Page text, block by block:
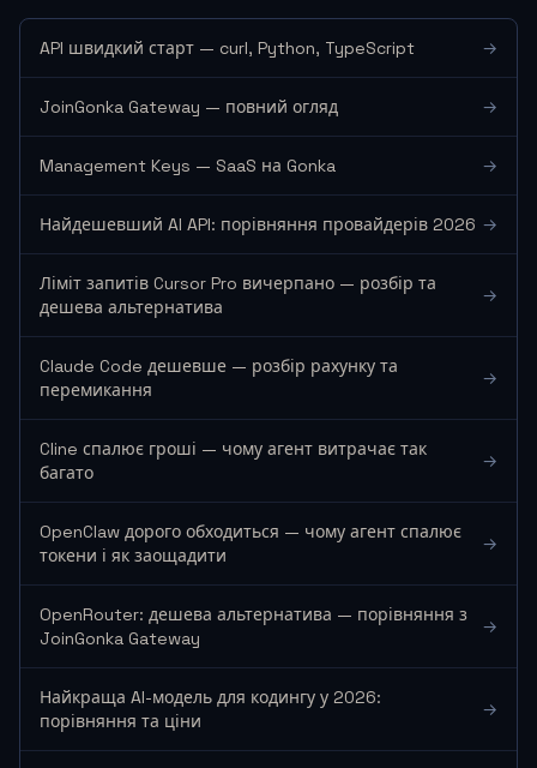
API швидкий старт — curl, Python, TypeScript →
JoinGonka Gateway — повний огляд →
Management Keys — SaaS на Gonka →
Найдешевший AI API: порівняння провайдерів 2026 →
Ліміт запитів Cursor Pro вичерпано — розбір та
дешева альтернатива
→
Claude Code дешевше — розбір рахунку та
перемикання
→
Cline спалює гроші — чому агент витрачає так
багато
→
OpenClaw дорого обходиться — чому агент спалює
токени і як заощадити
→
OpenRouter: дешева альтернатива — порівняння з
JoinGonka Gateway
→
Найкраща AI-модель для кодингу у 2026:
порівняння та ціни
→